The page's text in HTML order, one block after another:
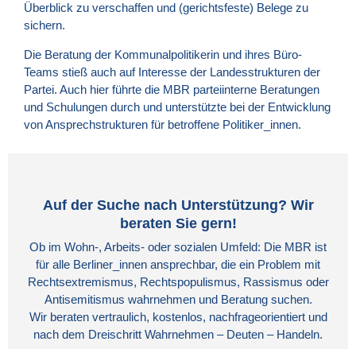
Überblick zu verschaffen und (gerichtsfeste) Belege zu
sichern.
Die Beratung der Kommunalpolitikerin und ihres Büro-
Teams stieß auch auf Interesse der Landesstrukturen der
Partei. Auch hier führte die MBR parteiinterne Beratungen
und Schulungen durch und unterstützte bei der Entwicklung
von Ansprechstrukturen für betroffene Politiker_innen.
Auf der Suche nach Unterstützung? Wir
beraten Sie gern!
Ob im Wohn-, Arbeits- oder sozialen Umfeld: Die MBR ist
für alle Berliner_innen ansprechbar, die ein Problem mit
Rechtsextremismus, Rechtspopulismus, Rassismus oder
Antisemitismus wahrnehmen und Beratung suchen.
Wir beraten vertraulich, kostenlos, nachfrageorientiert und
nach dem Dreischritt Wahrnehmen – Deuten – Handeln.